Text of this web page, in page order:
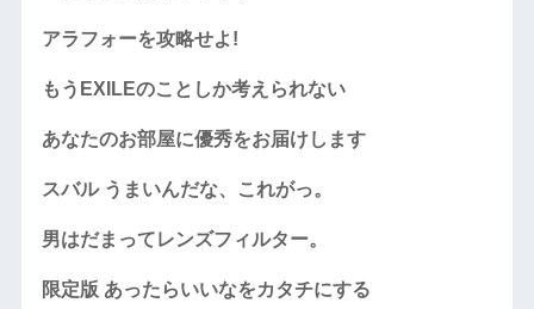
アラフォーを攻略せよ!
もうEXILEのことしか考えられない
あなたのお部屋に優秀をお届けします
スバル うまいんだな、これがっ。
男はだまってレンズフィルター。
限定版 あったらいいなをカタチにする